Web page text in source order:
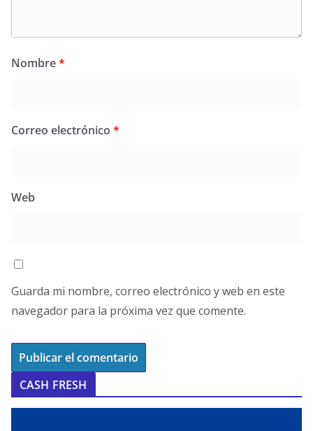
Nombre*
Correo electrónico *
Web
Guarda mi nombre, correo electrónico y web en este
navegador para la próxima vez que comente.
CASH FRESH